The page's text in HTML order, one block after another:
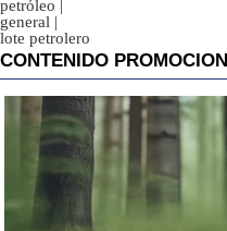
petróleo |
general |
lote petrolero